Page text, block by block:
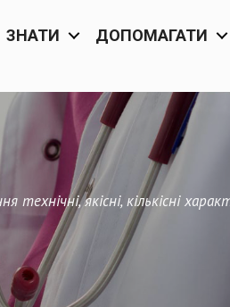
ЗНАТИ ДОПОМАГАТИ
технічні, якісні, кількісні